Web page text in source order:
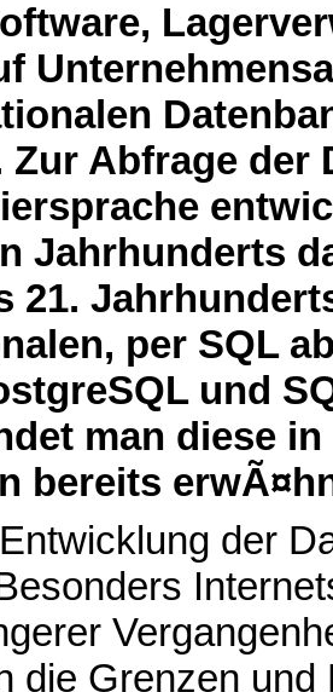
Abfrage der
Jahrhunderts
21.
per SQL
und
man diese
bereits
der
die Grenzen